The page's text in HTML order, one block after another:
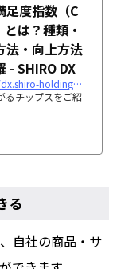
足度指数（C
は？種類・
法・向上方法
- SHIRO DX
https://dx.shiro-holdings.co.jp/顧客満足度指数（csat）とは？種類・計算方法・向/
るチップスをご紹
る
自社の商品・サ